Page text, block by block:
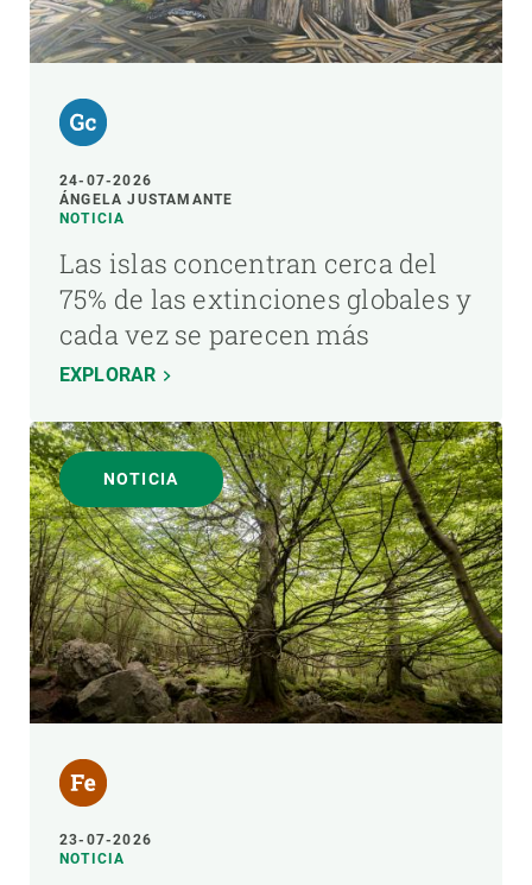
24-07-2026
ÁNGELA JUSTAMANTE
NOTICIA
Las islas concentran cerca del
75% de las extinciones globales y
cada vez se parecen más
EXPLORAR
NOTICIA
23-07-2026
NOTICIA